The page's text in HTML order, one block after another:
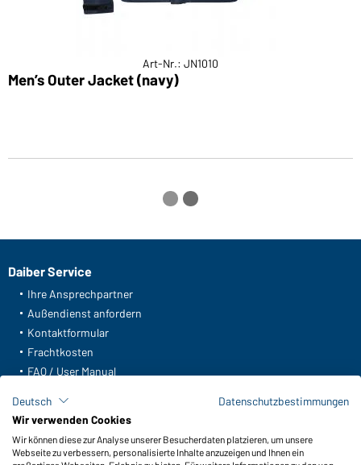
Art-Nr.: JN1010
Men’s Outer Jacket (navy)
Daiber Service
Ihre Ansprechpartner
Außendienst anfordern
Kontaktformular
Frachtkosten
FAQ / User Manual
Meldeportal nach Hinweisgeberschutz
Funktionen & Pflege
Deutsch
Datenschutzbestimmungen
Wir verwenden Cookies
Wir können diese zur Analyse unserer Besucherdaten platzieren, um unsere
Webseite zu verbessern, personalisierte Inhalte anzuzeigen und Ihnen ein